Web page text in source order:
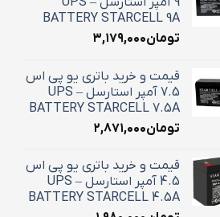
BATTERY STARCELL 9A
تومان۳,۱۷۹,۰۰۰
قیمت و خرید باتری یو پی اس
7.5 آمپر استارسل – UPS
BATTERY STARCELL 7.5A
تومان۲,۸۷۱,۰۰۰
قیمت و خرید باتری یو پی اس
4.5 آمپر استارسل – UPS
BATTERY STARCELL 4.5A